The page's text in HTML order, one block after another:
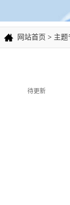
网站首页 > 主题
待更新